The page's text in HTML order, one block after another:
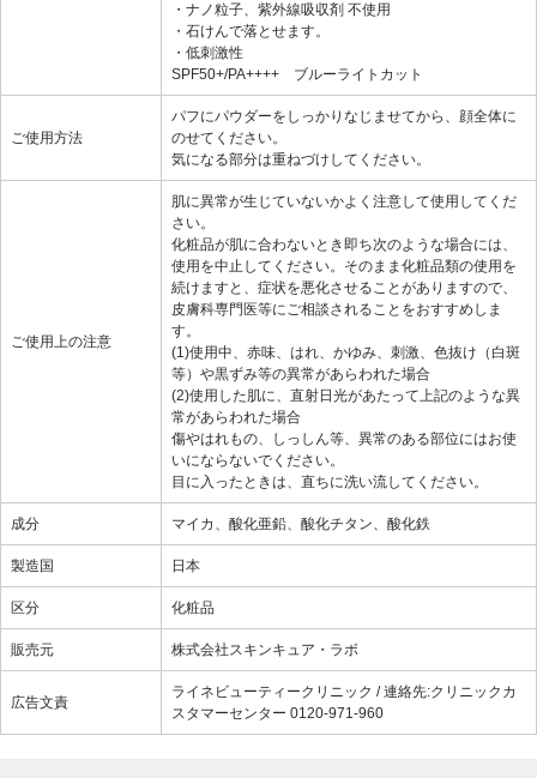
・ナノ粒子、紫外線吸収剤 不使用
・石けんで落とせます。
・低刺激性
SPF50+/PA++++ ブルーライトカット
ご使用方法
パフにパウダーをしっかりなじませてから、顔全体に
のせてください。
気になる部分は重ねづけしてください。
ご使用上の注意
肌に異常が生じていないかよく注意して使用してくだ
さい。
化粧品が肌に合わないとき即ち次のような場合には、
使用を中止してください。そのまま化粧品類の使用を
続けますと、症状を悪化させることがありますので、
皮膚科専門医等にご相談されることをおすすめしま
す。
(1)使用中、赤味、はれ、かゆみ、刺激、色抜け（白斑
等）や黒ずみ等の異常があらわれた場合
(2)使用した肌に、直射日光があたって上記のような異
常があらわれた場合
傷やはれもの、しっしん等、異常のある部位にはお使
いにならないでください。
目に入ったときは、直ちに洗い流してください。
成分 マイカ、酸化亜鉛、酸化チタン、酸化鉄
製造国 日本
区分 化粧品
販売元 株式会社スキンキュア・ラボ
広告文責
ライネビューティークリニック / 連絡先:クリニックカ
スタマーセンター 0120-971-960